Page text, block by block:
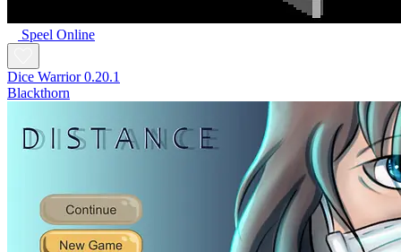
Speel Online
Dice Warrior 0.20.1
Blackthorn